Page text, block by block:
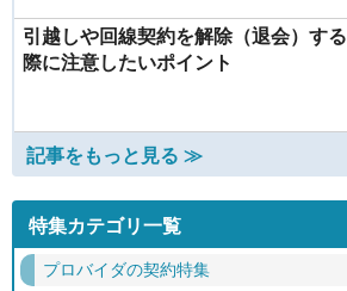
引越しや回線契約を解除（退会）する
際に注意したいポイント
記事をもっと見る ≫
特集カテゴリ一覧
プロバイダの契約特集